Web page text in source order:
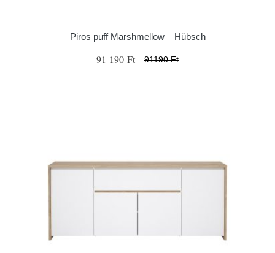
Piros puff Marshmellow – Hübsch
91 190 Ft 91190 Ft